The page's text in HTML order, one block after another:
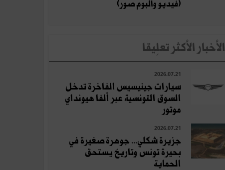
(فيديو وألبوم صور)
الأخبار الأكثر تعلِيقا
2026.07.21
سيارات جينيسيس الفاخرة تدخل
السوق التونسية عبر ألفا هيونداي
موتور
2026.07.21
جزيرة شكلي... جوهرة صغيرة في
بحيرة تونس وتاريخ يستحق
الحماية